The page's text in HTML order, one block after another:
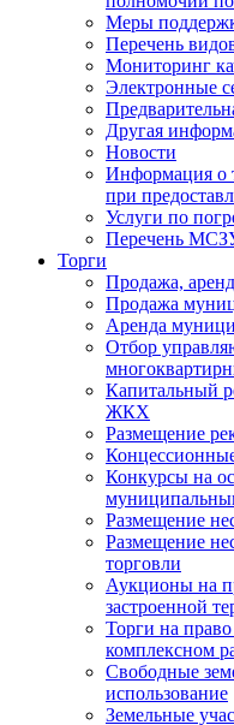
Меры
Перечень
Мониторинг
Электронные
Другая
Новости
Информация о
при
Услуги по
Перечень
Торги
Продажа,
Продажа
Аренда
Отбор
Капитальный
ЖКХ
Размещение
Конкурсы на
Размещение
Размещение
торговли
Аукционы на
застроенной
Торги на
комплексном
Свободные
использование
Земельные